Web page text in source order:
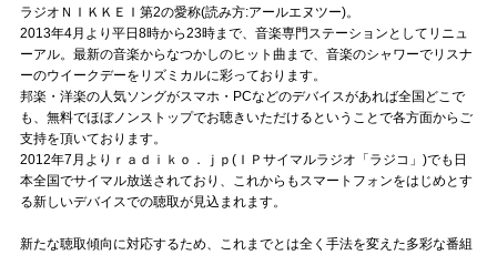
ラジオＮＩＫＫＥＩ第2の愛称(読み方:アールエヌツー)。
2013年4月より平日8時から23時まで、音楽専門ステーションとしてリニュ
ーアル。最新の音楽からなつかしのヒット曲まで、音楽のシャワーでリスナ
ーのウイークデーをリズミカルに彩っております。
邦楽・洋楽の人気ソングがスマホ・PCなどのデバイスがあれば全国どこで
も、無料でほぼノンストップでお聴きいただけるということで各方面からご
支持を頂いております。
2012年7月よりｒａｄｉｋｏ．ｊｐ(ＩＰサイマルラジオ「ラジコ」)でも日
本全国でサイマル放送されており、これからもスマートフォンをはじめとす
る新しいデバイスでの聴取が見込まれます。
新たな聴取傾向に対応するため、これまでとは全く手法を変えた多彩な番組